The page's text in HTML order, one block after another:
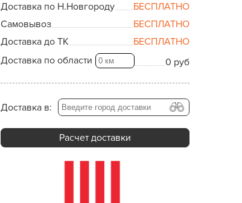
Доставка по Н.Новгороду
БЕСПЛАТНО
Самовывоз
БЕСПЛАТНО
Доставка до ТК
БЕСПЛАТНО
Доставка по области
0 руб
Доставка в:
Расчет доставки